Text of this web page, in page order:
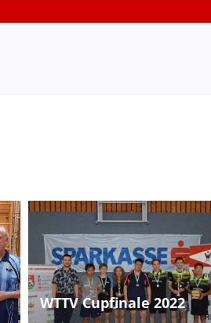
WTTV Cupfinale 2022